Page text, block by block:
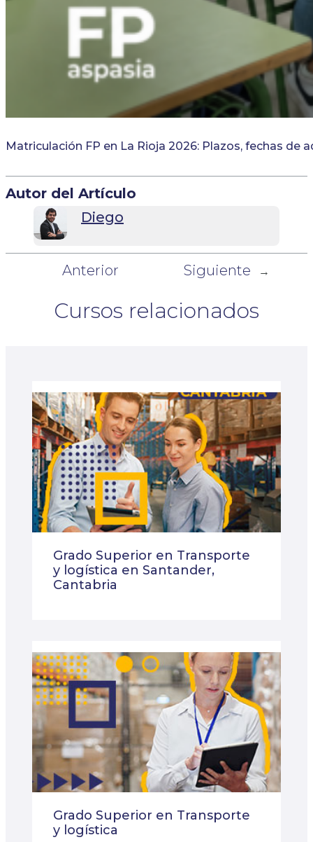
Matriculación FP en La Rioja 2026: Plazos, fechas
Autor del Artículo
Diego
Anterior Siguiente →
Cursos relacionados
Grado Superior en Transporte
y logística en Santander,
Cantabria
Grado Superior en Transporte
y logística